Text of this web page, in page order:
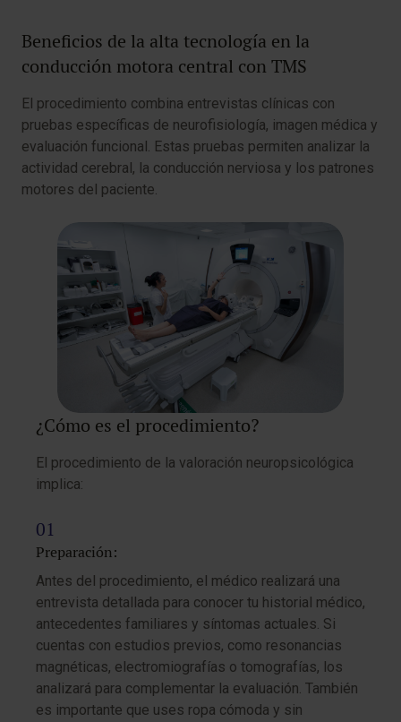
Beneficios de la alta tecnología en la
conducción motora central con TMS
El procedimiento combina entrevistas clínicas con
pruebas específicas de neurofisiología, imagen médica y
evaluación funcional. Estas pruebas permiten analizar la
actividad cerebral, la conducción nerviosa y los patrones
motores del paciente.
¿Cómo es el procedimiento?
El procedimiento de la valoración neuropsicológica
implica:
Preparación:
Antes del procedimiento, el médico realizará una
entrevista detallada para conocer tu historial médico,
antecedentes familiares y síntomas actuales. Si
cuentas con estudios previos, como resonancias
magnéticas, electromiografías o tomografías, los
analizará para complementar la evaluación. También
es importante que uses ropa cómoda y sin